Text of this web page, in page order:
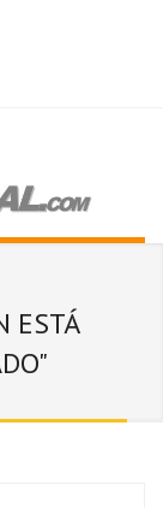
ESTÁ